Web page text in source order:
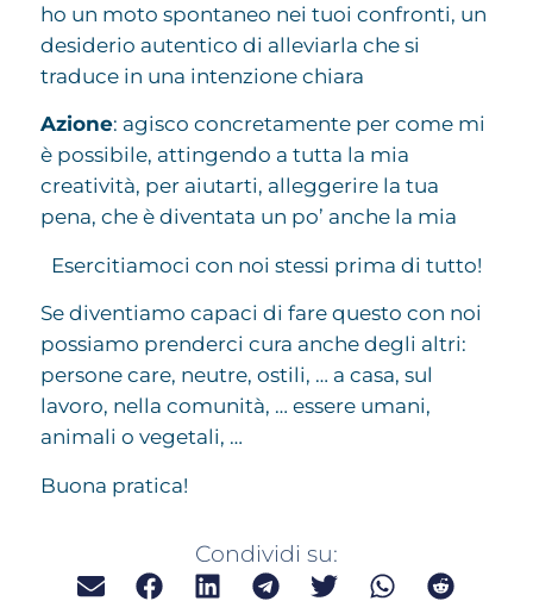
ho un moto spontaneo nei tuoi confronti, un
desiderio autentico di alleviarla che si
traduce in una intenzione chiara
Azione: agisco concretamente per come mi
è possibile, attingendo a tutta la mia
creatività, per aiutarti, alleggerire la tua
pena, che è diventata un po’ anche la mia
Esercitiamoci con noi stessi prima di tutto!
Se diventiamo capaci di fare questo con noi
possiamo prenderci cura anche degli altri:
persone care, neutre, ostili, … a casa, sul
lavoro, nella comunità, … essere umani,
animali o vegetali, …
Buona pratica!
Condividi su: